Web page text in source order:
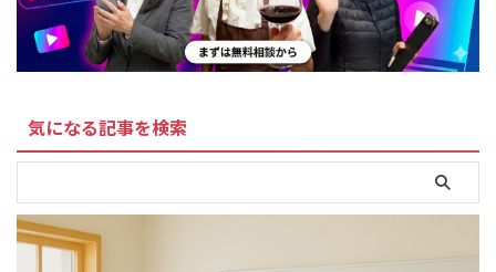
気になる記事を検索